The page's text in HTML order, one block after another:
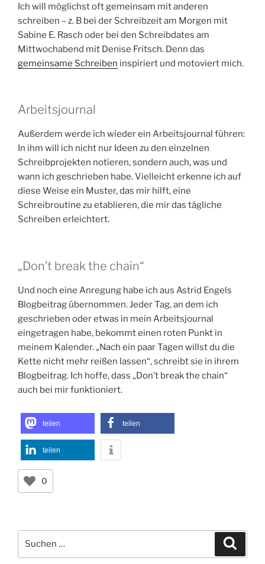
Ich will möglichst oft gemeinsam mit anderen
schreiben – z. B bei der Schreibzeit am Morgen mit
Sabine E. Rasch oder bei den Schreibdates am
Mittwochabend mit Denise Fritsch. Denn das
gemeinsame Schreiben inspiriert und motoviert mich.
Arbeitsjournal
Außerdem werde ich wieder ein Arbeitsjournal führen:
In ihm will ich nicht nur Ideen zu den einzelnen
Schreibprojekten notieren, sondern auch, was und
wann ich geschrieben habe. Vielleicht erkenne ich auf
diese Weise ein Muster, das mir hilft, eine
Schreibroutine zu etablieren, die mir das tägliche
Schreiben erleichtert.
„Don’t break the chain“
Und noch eine Anregung habe ich aus Astrid Engels
Blogbeitrag übernommen. Jeder Tag, an dem ich
geschrieben oder etwas in mein Arbeitsjournal
eingetragen habe, bekommt einen roten Punkt in
meinem Kalender. „Nach ein paar Tagen willst du die
Kette nicht mehr reißen lassen“, schreibt sie in ihrem
Blogbeitrag. Ich hoffe, dass „Don’t break the chain“
auch bei mir funktioniert.
teilen teilen
teilen
0
nach: